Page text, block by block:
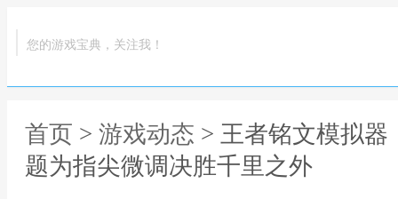
您的游戏宝典，关注我！
首页 > 游戏动态 > 王者铭文模拟
题为指尖微调决胜千里之外